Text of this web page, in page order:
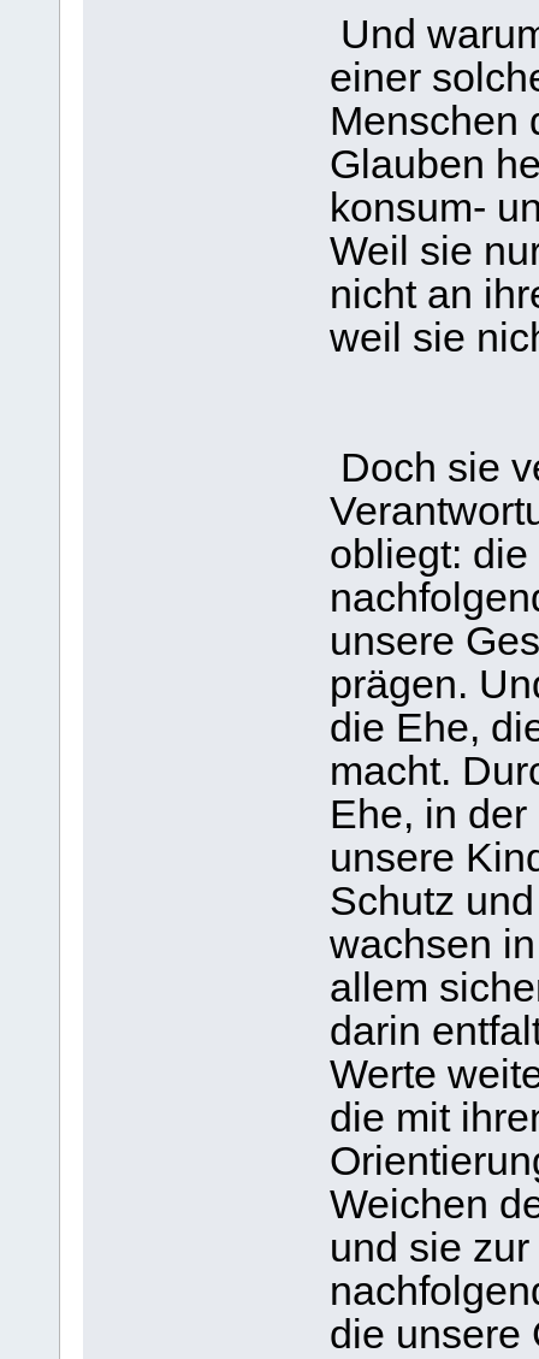
Und
einer
Menschen
Glauben
konsum-
Weil sie
nicht an
weil sie
Doch sie
obliegt:
unsere
prägen.
die Ehe,
macht.
Ehe, in
unsere
Schutz
wachsen
allem
darin
Werte
die mit
Weichen
und sie
die unsere